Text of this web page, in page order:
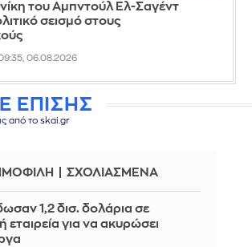
νίκη του Αμπντούλ Ελ-Σαγέντ
σεισμό στους
06.08.2026
ΕΠΙΣΗΣ
από το skai.gr
ΣΧΟΛΙΑΣΜΕΝΑ
1,2 δισ. δολάρια σε
εταιρεία για να ακυρώσει